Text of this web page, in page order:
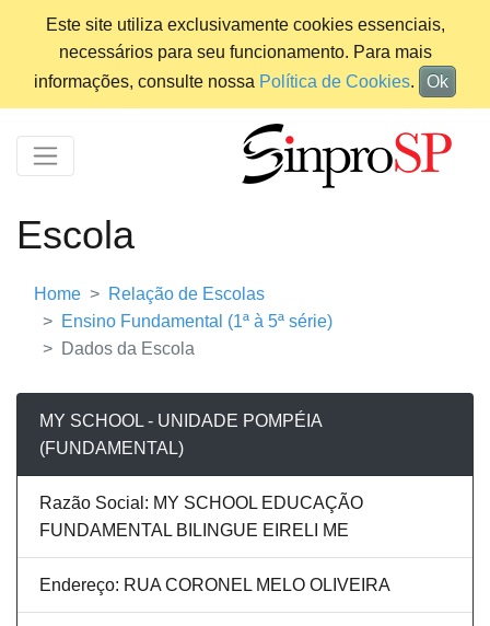
Este site utiliza exclusivamente cookies essenciais,
necessários para seu funcionamento. Para mais
informações, consulte nossa Política de Cookies. Ok
Escola
Home
Relação de Escolas
Ensino Fundamental (1ª à 5ª série)
Dados da Escola
MY SCHOOL - UNIDADE POMPÉIA
(FUNDAMENTAL)
Razão Social: MY SCHOOL EDUCAÇÃO
FUNDAMENTAL BILINGUE EIRELI ME
Endereço: RUA CORONEL MELO OLIVEIRA